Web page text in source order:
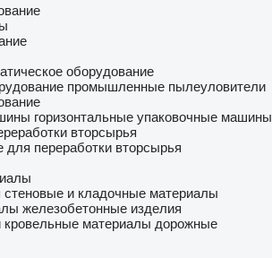
оборудование
промышленные пылеуловители
горизонтальные упаковочные машины
вторсырья
для переработки вторсырья
стеновые и кладочные материалы
железобетонные изделия
кровельные материалы дорожные